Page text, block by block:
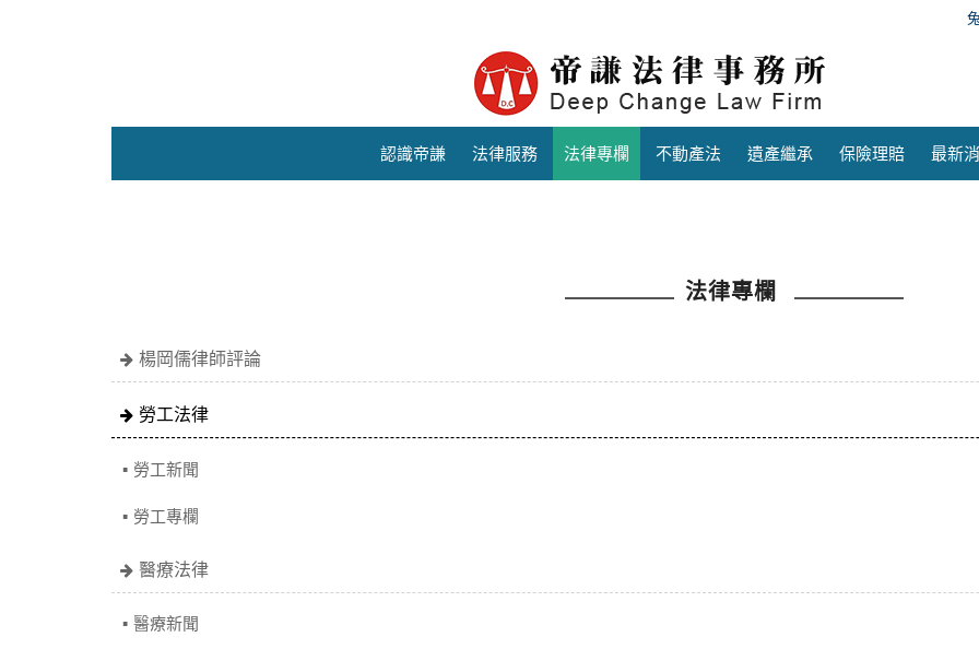
認識帝謙 法律服務 法律專欄 不動產法 遺產繼承 保險理賠 最新
法律專欄
楊岡儒律師評論
勞工法律
勞工新聞
勞工專欄
醫療法律
醫療新聞